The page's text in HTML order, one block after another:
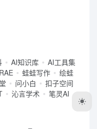
AI知识库
AI工具集
蛙蛙写作
绘蛙
问小白
扣子空间
沁言学术 笔灵AI